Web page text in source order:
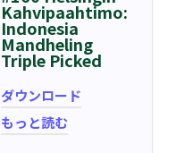
Kahvipaahtimo:
Indonesia
Mandheling
Triple Picked
ダウンロード
もっと読む